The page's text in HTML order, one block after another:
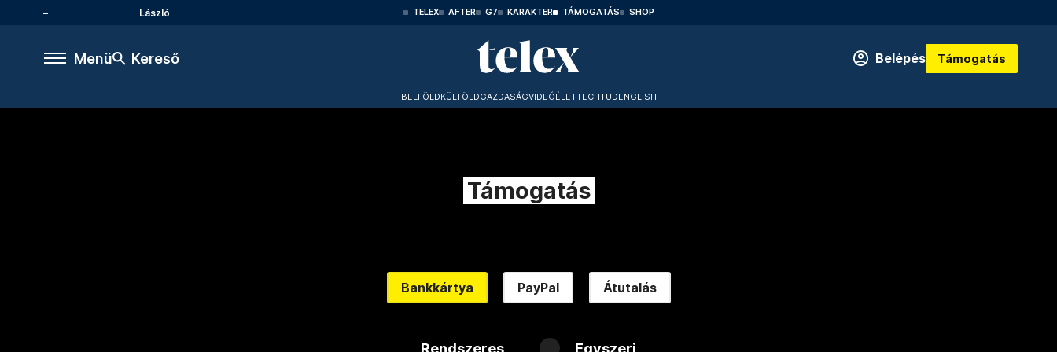
László TELEX AFTER G7 KARAKTER TÁMOGATÁS SHOP
Menü Kereső Belépés Támogatás
BELFÖLDKÜLFÖLDGAZDASÁGVIDEÓÉLETTECHTUDENGLISH
Támogatás
Bankkártya PayPal Átutalás
Rendszeres Egyszeri